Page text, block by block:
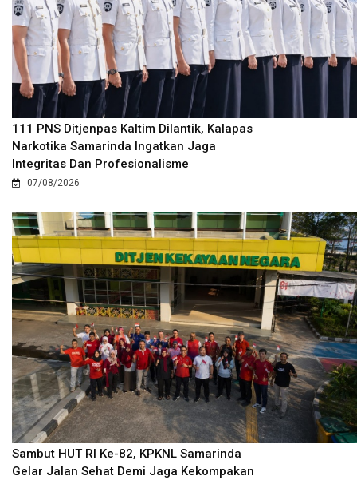
111 PNS Ditjenpas Kaltim Dilantik, Kalapas
Narkotika Samarinda Ingatkan Jaga
Integritas Dan Profesionalisme
07/08/2026
Sambut HUT RI Ke-82, KPKNL Samarinda
Gelar Jalan Sehat Demi Jaga Kekompakan